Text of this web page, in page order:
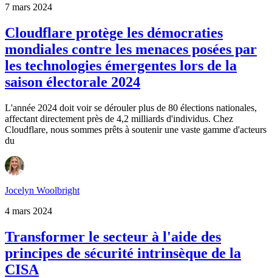
7 mars 2024
Cloudflare protège les démocraties
mondiales contre les menaces posées par
les technologies émergentes lors de la
saison électorale 2024
L'année 2024 doit voir se dérouler plus de 80 élections nationales,
affectant directement près de 4,2 milliards d'individus. Chez
Cloudflare, nous sommes prêts à soutenir une vaste gamme d'acteurs
du
Jocelyn Woolbright
4 mars 2024
Transformer le secteur à l'aide des
principes de sécurité intrinsèque de la
CISA